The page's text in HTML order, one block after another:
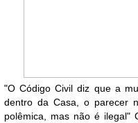
"O Código Civil diz que a
dentro da Casa, o parecer
polêmica, mas não é ilegal"